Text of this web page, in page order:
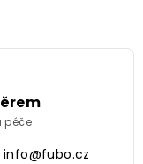
péče
info@fubo.cz